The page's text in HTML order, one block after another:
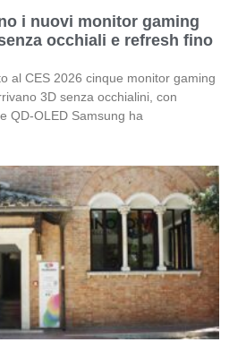
i nuovi monitor gaming
occhiali e refresh fino
al CES 2026 cinque monitor gaming
3D senza occhialini, con
QD-OLED Samsung ha